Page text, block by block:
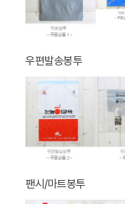
우편발송봉투
팬시/마트봉투